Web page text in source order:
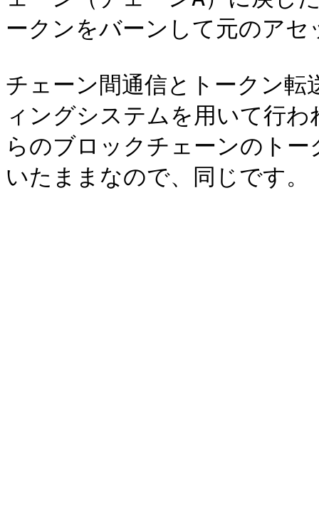
ークンをバーンして元のア
チェーン間通信とトークン
ィングシステムを用いて行
らのブロックチェーンのト